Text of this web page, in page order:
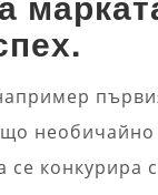
се конкурира